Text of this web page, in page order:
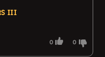
III
0 0